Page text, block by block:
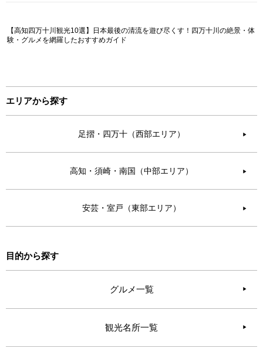
【高知四万十川観光10選】日本最後の清流を遊び尽くす！四万十川の絶景・体
験・グルメを網羅したおすすめガイド
エリアから探す
足摺・四万十（西部エリア） ▶︎
高知・須崎・南国（中部エリア） ▶︎
安芸・室戸（東部エリア） ▶︎
目的から探す
グルメ一覧
観光名所一覧